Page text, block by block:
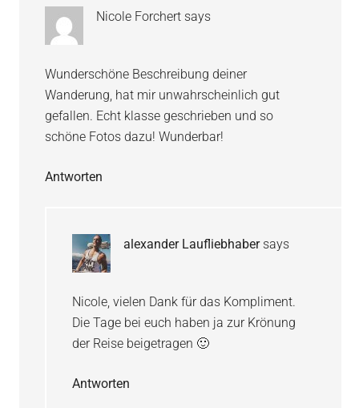
Nicole Forchert says
Wunderschöne Beschreibung deiner
Wanderung, hat mir unwahrscheinlich gut
gefallen. Echt klasse geschrieben und so
schöne Fotos dazu! Wunderbar!
Antworten
alexander Laufliebhaber says
Nicole, vielen Dank für das Kompliment.
Die Tage bei euch haben ja zur Krönung
der Reise beigetragen 🙂
Antworten